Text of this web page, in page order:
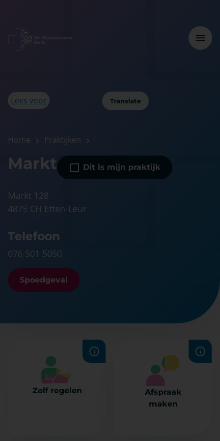
Lees voor Translate
Home Praktijken
Markt Dit is mijn praktijk
Markt 128
4875 CH Etten-Leur
Telefoon
076 501 5050
Spoedgeval
Zelf regelen
Recepten
uitslagen
Afspraak
maken
Plan snel en
afspraak online.